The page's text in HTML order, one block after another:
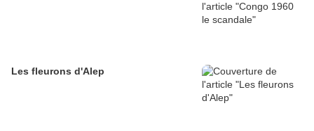
Les fleurons d'Alep